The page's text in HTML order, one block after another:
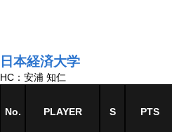
日本経済大学
HC：安浦 知仁
No. PLAYER S PTS